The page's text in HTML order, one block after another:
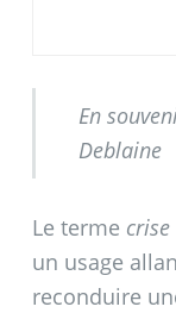
En
Deblaine
Le terme crise
un usage
reconduire